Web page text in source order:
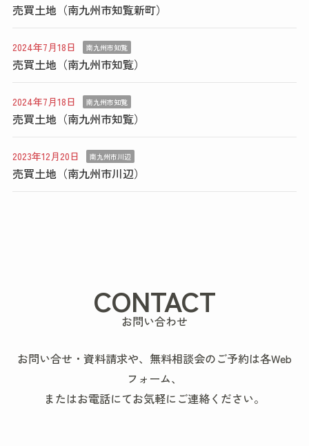
売買土地（南九州市知覧新町）
2024年7月18日 南九州市知覧
売買土地（南九州市知覧）
2024年7月18日 南九州市知覧
売買土地（南九州市知覧）
2023年12月20日 南九州市川辺
売買土地（南九州市川辺）
CONTACT
お問い合わせ
お問い合せ・資料請求や、無料相談会のご予約は各Web
フォーム、
またはお電話にてお気軽にご連絡ください。